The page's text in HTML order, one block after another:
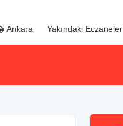
Ankara Yakındaki Eczaneler